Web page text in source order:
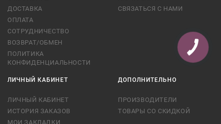
ДОСТАВКА
ОПЛАТА
СОТРУДНИЧЕСТВО
ВОЗВРАТ/ОБМЕН
ПОЛИТИКА
КОНФИДЕНЦИАЛЬНОСТИ
СВЯЗАТЬСЯ С НАМИ
ЛИЧНЫЙ КАБИНЕТ
ЛИЧНЫЙ КАБИНЕТ
ИСТОРИЯ ЗАКАЗОВ
МОИ ЗАКЛАДКИ
ДОПОЛНИТЕЛЬНО
ПРОИЗВОДИТЕЛИ
ТОВАРЫ СО СКИДКОЙ
КНОПКА
СВЯЗИ